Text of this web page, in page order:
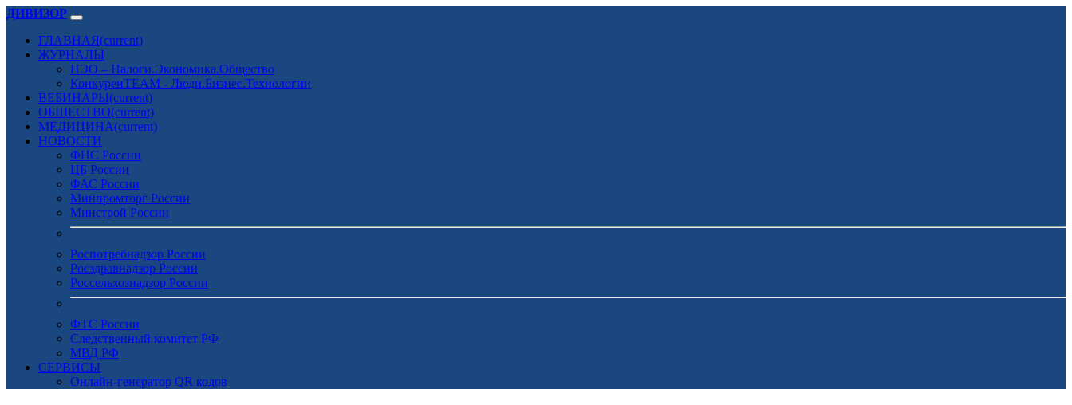
ДИВИЗОР
ГЛАВНАЯ(current)
ЖУРНАЛЫ
НЭО – Налоги.Экономика.Общество
КонкуренTEAM - Люди.Бизнес.Технологии
ВЕБИНАРЫ(current)
ОБЩЕСТВО(current)
МЕДИЦИНА(current)
НОВОСТИ
ФНС России
ЦБ России
ФАС России
Минпромторг России
Минстрой России
Роспотребнадзор России
Росздравнадзор России
Россельхознадзор России
ФТС России
Следственный комитет РФ
МВД РФ
СЕРВИСЫ
Онлайн-генератор QR кодов